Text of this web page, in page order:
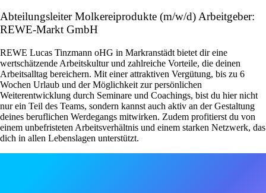
Abteilungsleiter Molkereiprodukte (m/w/d) Arbeitgeber:
REWE-Markt GmbH
REWE Lucas Tinzmann oHG in Markranstädt bietet dir eine
wertschätzende Arbeitskultur und zahlreiche Vorteile, die deinen
Arbeitsalltag bereichern. Mit einer attraktiven Vergütung, bis zu 6
Wochen Urlaub und der Möglichkeit zur persönlichen
Weiterentwicklung durch Seminare und Coachings, bist du hier nicht
nur ein Teil des Teams, sondern kannst auch aktiv an der Gestaltung
deines beruflichen Werdegangs mitwirken. Zudem profitierst du von
einem unbefristeten Arbeitsverhältnis und einem starken Netzwerk, das
dich in allen Lebenslagen unterstützt.